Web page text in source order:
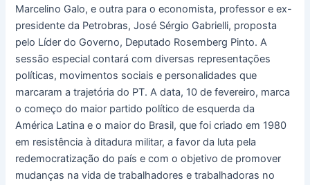
Marcelino Galo, e outra para o economista, professor e ex-
presidente da Petrobras, José Sérgio Gabrielli, proposta
pelo Líder do Governo, Deputado Rosemberg Pinto. A
sessão especial contará com diversas representações
políticas, movimentos sociais e personalidades que
marcaram a trajetória do PT. A data, 10 de fevereiro, marca
o começo do maior partido político de esquerda da
América Latina e o maior do Brasil, que foi criado em 1980
em resistência à ditadura militar, a favor da luta pela
redemocratização do país e com o objetivo de promover
mudanças na vida de trabalhadores e trabalhadoras no